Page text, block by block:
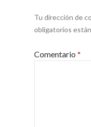
Tu dirección de
obligatorios
Comentario *